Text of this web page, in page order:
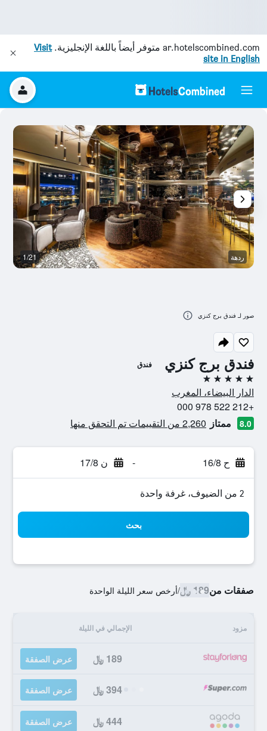
ar.hotelscombined.com متوفر أيضاً باللغة الإنجليزية.Visit
site in English
فندق برج كنزي فندق
5 نجوم
الدار البيضاء، المغرب
+212 522 978 000
8.0 ممتاز 2,260 من التقييمات تم التحقق منها
ح 16/8 - ن 17/8
2 من الضيوف، غرفة واحدة
بحث
صفقات من189 ﷼ /أرخص سعر الليلة الواحدة
مزود الإجمالي في الليلة
189 ﷼ عرض الصفقة
394 ﷼ عرض الصفقة
444 ﷼ عرض الصفقة
ردهة 1/21
صور لـ فندق برج كنزي